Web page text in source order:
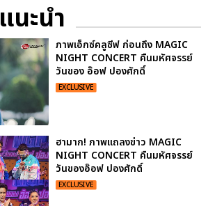
แนะนำ
ภาพเอ็กซ์คลูซีฟ ก่อนถึง MAGIC
NIGHT CONCERT คืนมหัศจรรย์
วันของ อ๊อฟ ปองศักดิ์
EXCLUSIVE
ฮามาก! ภาพแถลงข่าว MAGIC
NIGHT CONCERT คืนมหัศจรรย์
วันของอ๊อฟ ปองศักดิ์
EXCLUSIVE